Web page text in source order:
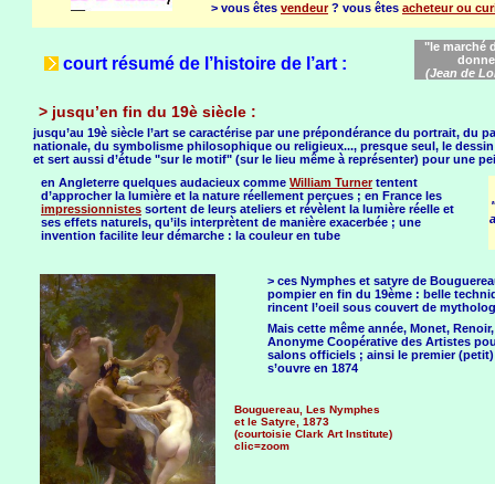
> vous êtes vendeur? vous êtes acheteur ou
court résumé de l’histoire de l’art :
"le marché
(Jean de
> jusqu’en fin du 19è siècle :
jusqu’au 19è siècle l’art se caractérise par une prépondérance du portrait, du
nationale, du symbolisme philosophique ou religieux..., presque seul, le
et sert aussi d’étude "sur le motif" (sur le lieu même à représenter) pour une
en Angleterre quelques audacieux comme William Turnertentent
d’approcher la lumière et la nature réellement perçues ; en France les
impressionnistes sortent de leurs ateliers et révèlent la lumière réelle et
ses effets naturels, qu’ils interprètent de manière exacerbée ; une
invention facilite leur démarche : la couleur en tube
> ces Nymphes et satyre de
pompier en fin du 19ème : belle
rincent l’oeil sous couvert de
Mais cette même année, Monet,
Anonyme Coopérative des Artistes
salons officiels ; ainsi le premier
s’ouvre en 1874
Bouguereau, Les Nymphes
et le Satyre, 1873
(courtoisie Clark Art Institute)
clic=zoom